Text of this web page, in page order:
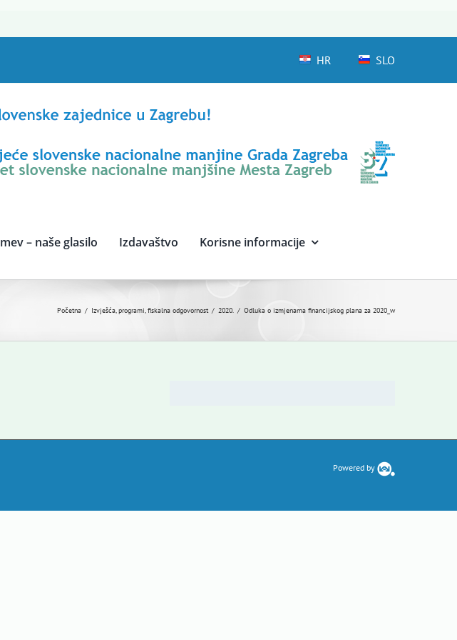
HR SLO
– naše glasilo Izdavaštvo Korisne informacije
Početna Izvješća, programi, fiskalna odgovornost 2020. Odluka o izmjenama financijskog plana za 2020_w
Powered by